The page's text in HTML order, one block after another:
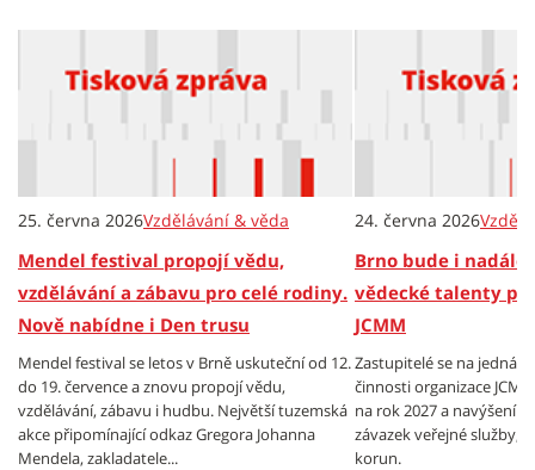
25. června 2026Vzdělávání & věda
Mendel festival propojí vědu,
vzdělávání a zábavu pro celé rodiny.
Nově nabídne i Den trusu
Mendel festival se letos v Brně uskuteční od 12.
do 19. července a znovu propojí vědu,
vzdělávání, zábavu i hudbu. Největší tuzemská
akce připomínající odkaz Gregora Johanna
Mendela, zakladatele...
24. června 2026
Brno bude i
vědecké talenty
JCMM
Zastupitelé se na
činnosti organizace
na rok 2027 a navýšení
závazek veřejné služby,
korun.